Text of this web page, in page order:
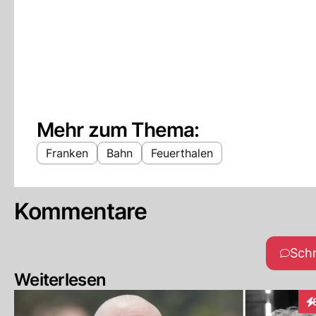
Mehr zum Thema:
Franken Bahn Feuerthalen
Kommentare
Weiterlesen